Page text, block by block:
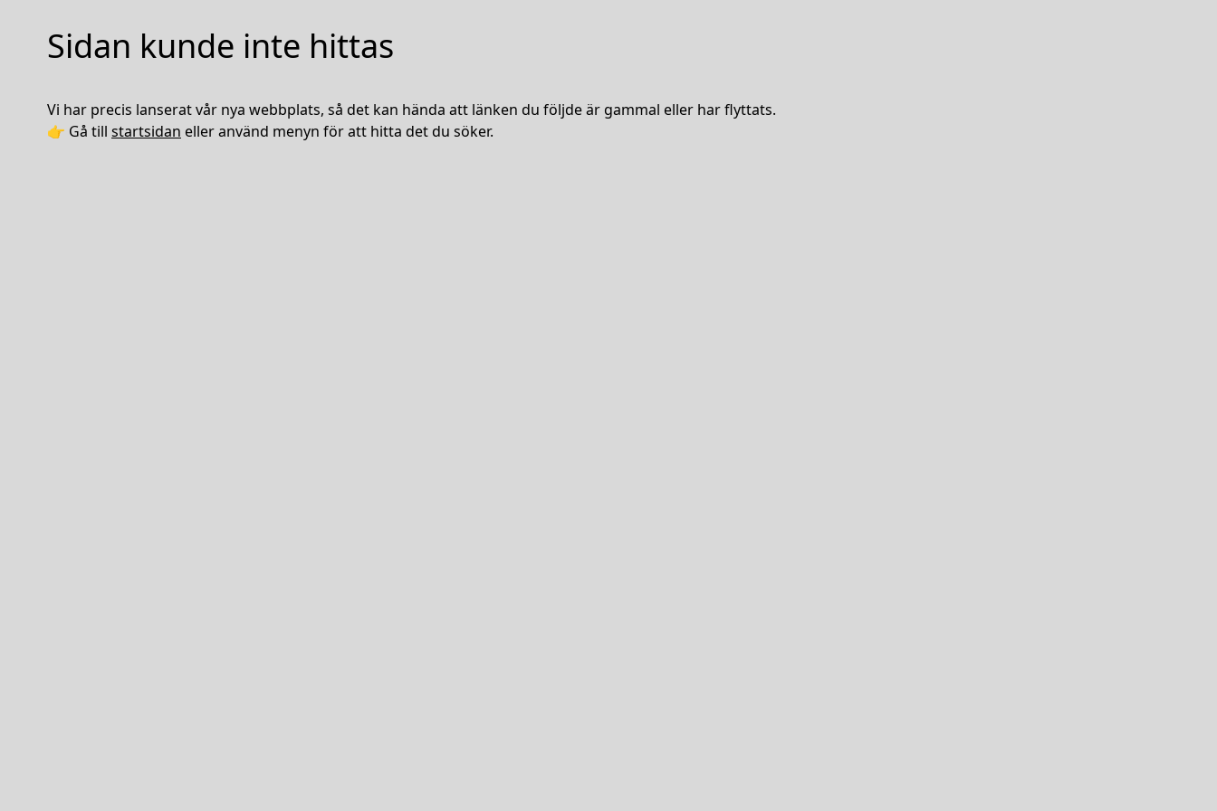
Sidan kunde inte hittas
Vi har precis lanserat vår nya webbplats, så det kan hända att länken du följde är gammal eller har flyttats.
👉 Gå till startsidan eller använd menyn för att hitta det du söker.